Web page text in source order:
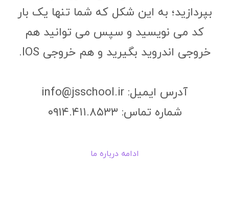
بپردازید؛ به این شکل که شما تنها یک بار
کد می نویسید و سپس می توانید هم
خروجی اندروید بگیرید و هم خروجی IOS.
آدرس ایمیل: info@jsschool.ir
شماره تماس: ۰۹۱۴.۴۱۱.۸۵۳۳
ادامه درباره ما